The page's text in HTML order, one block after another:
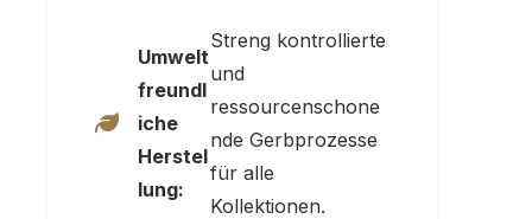
Umwelt
freundl
iche
Herstel
lung:
Streng kontrollierte
und
ressourcenschone
nde Gerbprozesse
für alle
Kollektionen.